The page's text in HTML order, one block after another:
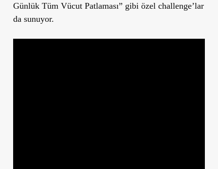
Günlük Tüm Vücut Patlaması” gibi özel challenge’lar
da sunuyor.